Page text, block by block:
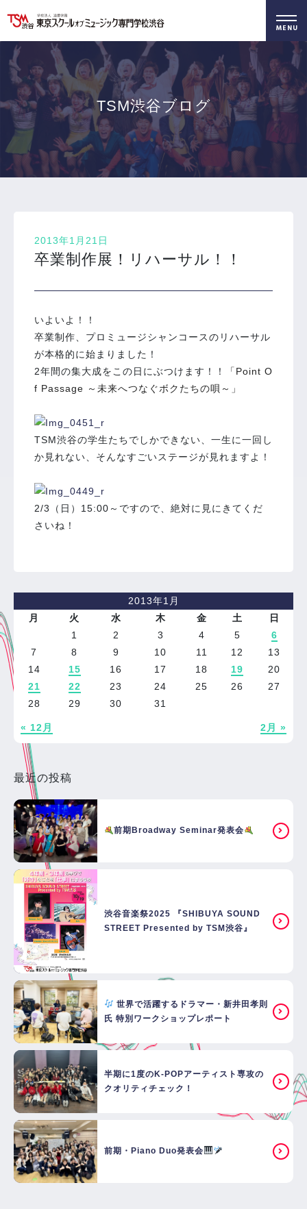
学科・専攻 資料請求 オープンキャンパス
TSM渋谷ブログ
2013年1月21日
卒業制作展！リハーサル！！
いよいよ！！
卒業制作、プロミュージシャンコースのリハーサル
が本格的に始まりました！
2年間の集大成をこの日にぶつけます！！
「Point O
f Passage ～未来へつなぐボクたちの唄～」
TSM渋谷の学生たちでしかできない、一生に一回し
か見れない、そんなすごいステージが見れますよ！
2/3（日）15:00～ですので、絶対に見にきてくだ
さいね！
2013年1月
月
火 水 木 金 土 日
« 12月 2月 »
1 2 3 4 5
6
7
8 9 10 11 12
13
14
15 16 17 18 19
20
21
22 23 24 25 26
27
28
29 30 31
最近の投稿
前期Broadway Seminar発表会
渋谷音楽祭2025 『SHIBUYA SOUND
STREET Presented by TSM渋谷』
世界で活躍するドラマー・新井田孝則
氏 特別ワークショップレポート
半期に1度のK-POPアーティスト専攻の
クオリティチェック！
前期・Piano Duo発表会